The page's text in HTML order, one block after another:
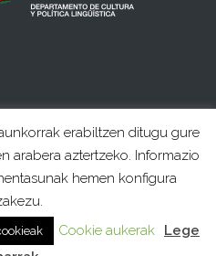
erabiltzen ditugu gure
arabera aztertzeko. Informazio
hemen konfigura
Cookie aukerak
Lege